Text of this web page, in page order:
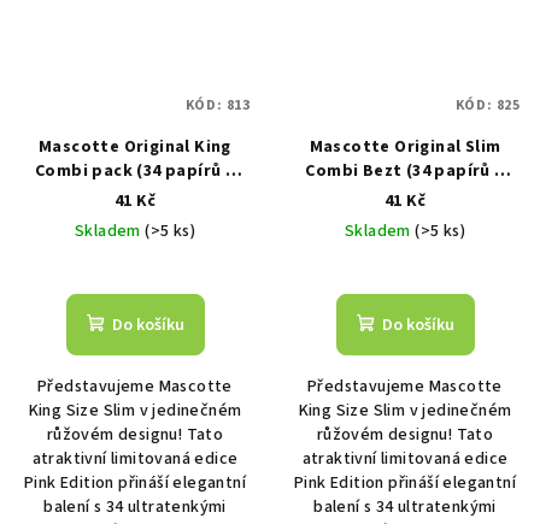
Mascotte Original King
Combi pack (34 papírů a
filtrů)
41 Kč
Skladem(>5 ks)
Do košíku
Představujeme Mascotte
King Size Slim v jedinečném
růžovém designu! Tato
atraktivní limitovaná edice
Pink Edition přináší elegantní
balení s 34 ultratenkými
KÓD: 813
Mascotte Original Slim
Combi Bezt (34 papírů a
filtrů)
41 Kč
Skladem(>5 ks)
Do košíku
Představujeme Mascotte
King Size Slim v jedinečném
růžovém designu! Tato
atraktivní limitovaná edice
Pink Edition přináší elegantní
balení s 34 ultratenkými
KÓD: 825